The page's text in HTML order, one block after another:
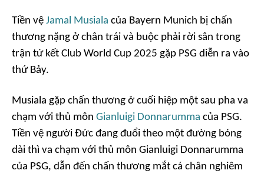
Tiền vệ Jamal Musiala của Bayern Munich bị chấn
thương nặng ở chân trái và buộc phải rời sân trong
trận tứ kết Club World Cup 2025 gặp PSG diễn ra vào
thứ Bảy.
Musiala gặp chấn thương ở cuối hiệp một sau pha va
chạm với thủ môn Gianluigi Donnarumma của PSG.
Tiền vệ người Đức đang đuổi theo một đường bóng
dài thì va chạm với thủ môn Gianluigi Donnarumma
của PSG, dẫn đến chấn thương mắt cá chân nghiêm